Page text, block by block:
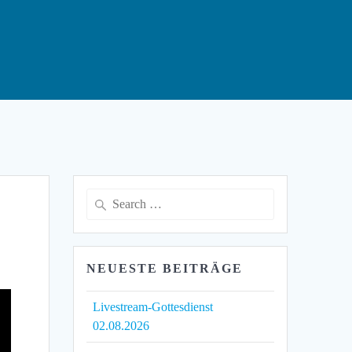
Search
NEUESTE BEITRÄGE
Livestream-Gottesdienst
02.08.2026